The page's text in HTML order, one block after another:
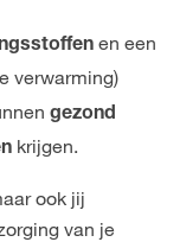
en een
verwarming)
gezond
krijgen.
ook jij
van je